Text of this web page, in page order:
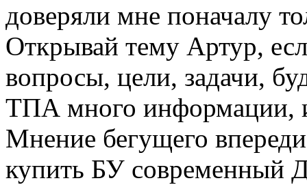
доверяли мне поначалу
Открывай тему Артур,
вопросы, цели, задачи,
ТПА много информации,
Мнение бегущего
купить БУ современный